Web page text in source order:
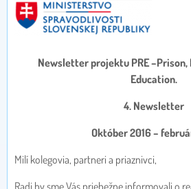
Newsletter projektu PRE
Education.
4. Newsletter
Október 2016 –
Milí kolegovia, partneri a priaznivci,